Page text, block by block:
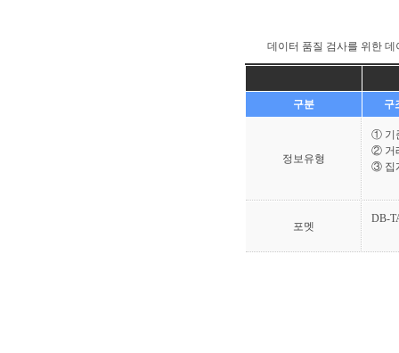
데이터 품질 검사를 위한 데
구분 구
정보유형
① 기
② 거
③ 집
포멧
DB-